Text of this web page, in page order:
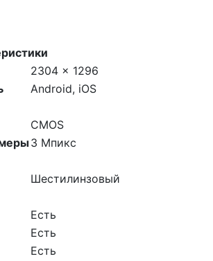
2304 x 1296
Android, iOS
CMOS
3 Мпикс
Шестилинзовый
Есть
Есть
Есть